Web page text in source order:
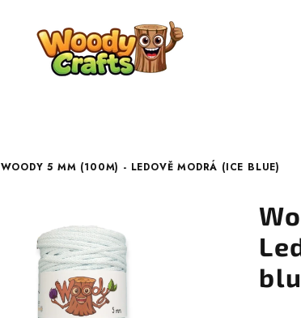
WOODY 5 MM (100M) - LEDOVĚ MODRÁ (ICE BLUE)